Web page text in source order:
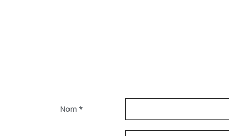
Nom *